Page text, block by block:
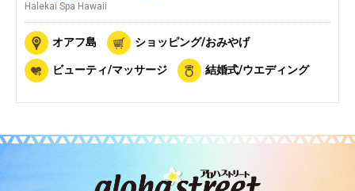
Halekai Spa Hawaii
オアフ島 ショッピング/おみやげ
ビューティ/マッサージ 結婚式/ウエディング